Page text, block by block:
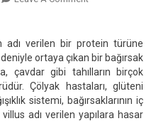
Başa
Çıkmak:
Çocukların
Diyet
Ve
adı verilen bir protein türüne
ortaya çıkan bir bağırsak
çavdar gibi tahılların birçok
Çölyak hastaları, glüteni
sistemi, bağırsaklarının iç
adı verilen yapılara hasar